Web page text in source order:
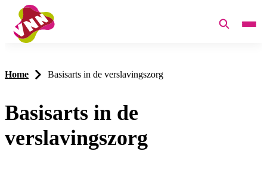
Home Basisarts in de verslavingszorg
Basisarts in de
verslavingszorg